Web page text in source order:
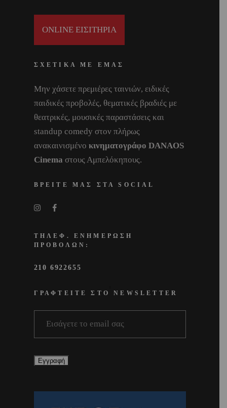
ONLINE ΕΙΣΙΤΗΡΙΑ
ΣΧΕΤΙΚΑ ΜΕ ΕΜΑΣ
Μην χάσετε πρεμιέρες ταινιών, ειδικές
παιδικές προβολές, θεματικές βραδιές με
θεατρικές, μουσικές παραστάσεις και
standup comedy στον πλήρως
ανακαινισμένο κινηματογράφο DANAOS
Cinema στους Αμπελόκηπους.
ΒΡΕΙΤΕ ΜΑΣ ΣΤΑ SOCIAL
ΤΗΛΕΦ. ΕΝΗΜΕΡΩΣΗ
ΠΡΟΒΟΛΩΝ:
210 6922655
ΓΡΑΦΤΕΙΤΕ ΣΤΟ NEWSLETTER